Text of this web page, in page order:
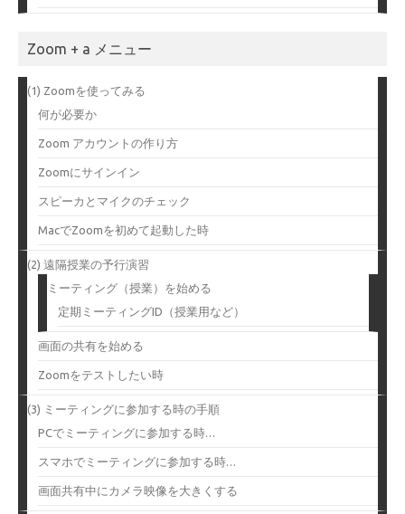
Zoom + a メニュー
(1) Zoomを使ってみる
何が必要か
Zoom アカウントの作り方
Zoomにサインイン
スピーカとマイクのチェック
MacでZoomを初めて起動した時
(2) 遠隔授業の予行演習
ミーティング（授業）を始める
定期ミーティングID（授業用など）
画面の共有を始める
Zoomをテストしたい時
(3) ミーティングに参加する時の手順
PCでミーティングに参加する時…
スマホでミーティングに参加する時…
画面共有中にカメラ映像を大きくする